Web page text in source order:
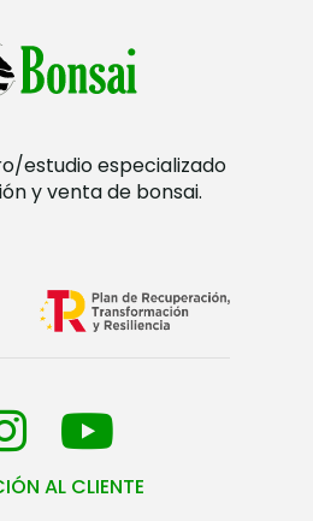
estudio especializado
y venta de bonsai.
AL CLIENTE